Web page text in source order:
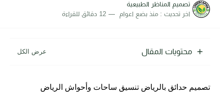
تصميم المناظر الطبيعية
اخر تحديث : منذ بضع اعوام 12 دقائق للقراءة
محتويات المقال
تصميم حدائق بالرياض تنسيق ساحات وأحواش الرياض